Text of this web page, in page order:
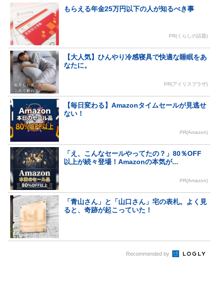
もらえる年金25万円以下の人が知るべき事
PR(くらしの話題)
【大人気】ひんやり冷感寝具で快適な睡眠をあ
なたに。
PR(アイリスプラザ)
【毎日変わる】Amazonタイムセールが見逃せ
ない！
PR(Amazon)
「え、こんなセールやってたの？」80％OFF
以上が続々登場！Amazonの本気が...
PR(Amazon)
「青山さん」と「山口さん」宅の表札。よく見
ると、奇跡が起こっていた！
Recommended by